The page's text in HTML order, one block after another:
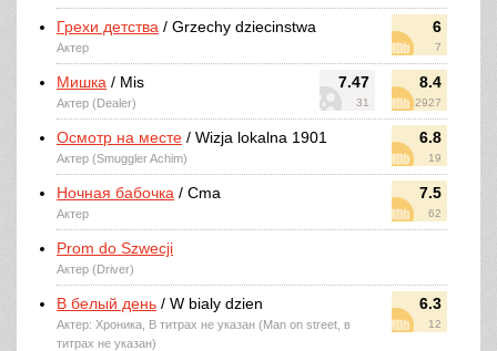
6
7
Грехи детства / Grzechy dziecinstwa
Актер
7.47
31
8.4
2927
Мишка / Mis
Актер (Dealer)
6.8
19
Осмотр на месте / Wizja lokalna 1901
Актер (Smuggler Achim)
7.5
62
Ночная бабочка / Cma
Актер
Prom do Szwecji
Актер (Driver)
6.3
12
В белый день / W bialy dzien
Актер: Хроника, В титрах не указан (Man on street, в
титрах не указан)